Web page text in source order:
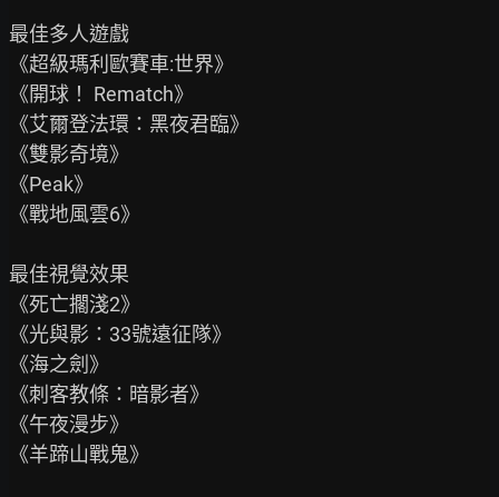
最佳多人遊戲
《超級瑪利歐賽車:世界》
《開球！ Rematch》
《艾爾登法環：黑夜君臨》
《雙影奇境》
《Peak》
《戰地風雲6》
最佳視覺效果
《死亡擱淺2》
《光與影：33號遠征隊》
《海之劍》
《刺客教條：暗影者》
《午夜漫步》
《羊蹄山戰鬼》